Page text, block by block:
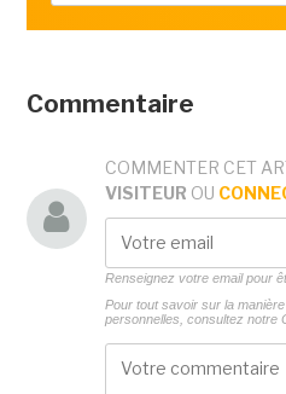
Commentaire
COMMENTER CET
VISITEUR OU
Renseignez votre email pour
Pour tout savoir sur la
personnelles, consultez notre